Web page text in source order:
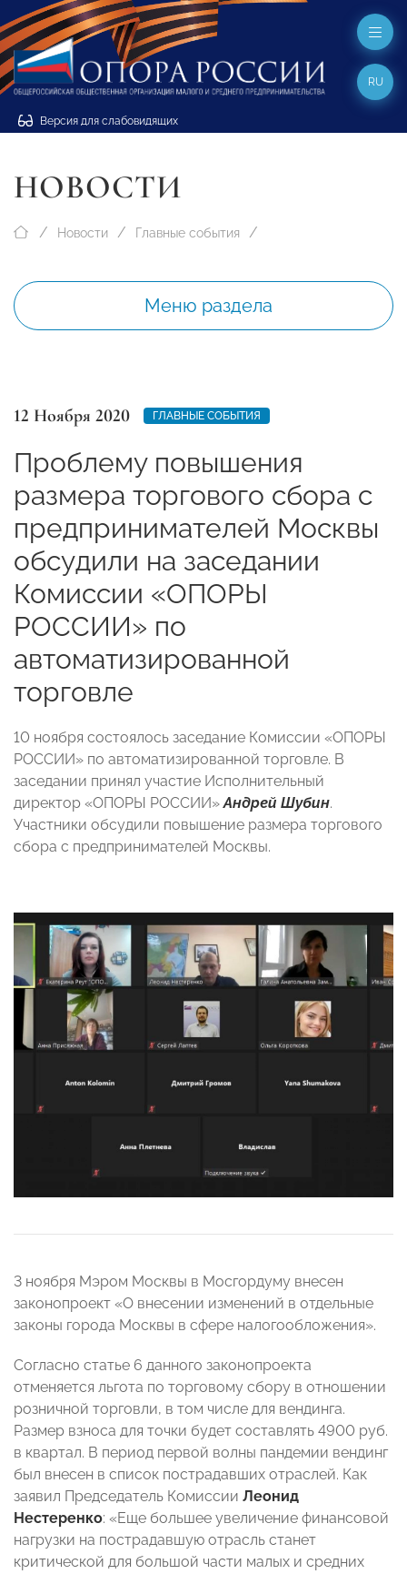
Версия для слабовидящих
RU
НОВОСТИ
Новости Главные события
Меню раздела
12 Ноября 2020 ГЛАВНЫЕ СОБЫТИЯ
Проблему повышения
размера торгового сбора с
предпринимателей Москвы
обсудили на заседании
Комиссии «ОПОРЫ
РОССИИ» по
автоматизированной
торговле
10 ноября состоялось заседание Комиссии «ОПОРЫ
РОССИИ» по автоматизированной торговле. В
заседании принял участие Исполнительный
директор «ОПОРЫ РОССИИ»Андрей Шубин.
Участники обсудили повышение размера торгового
сбора с предпринимателей Москвы.
3 ноября Мэром Москвы в Мосгордуму внесен
законопроект «О внесении изменений в отдельные
законы города Москвы в сфере налогообложения».
Согласно статье 6 данного законопроекта
отменяется льгота по торговому сбору в отношении
розничной торговли, в том числе для вендинга.
Размер взноса для точки будет составлять 4900 руб.
в квартал. В период первой волны пандемии вендинг
был внесен в список пострадавших отраслей. Как
заявил Председатель Комиссии Леонид
Нестеренко: «Еще большее увеличение финансовой
нагрузки на пострадавшую отрасль станет
критической для большой части малых и средних